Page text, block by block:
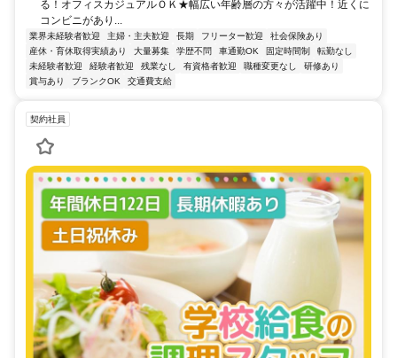
る！オフィスカジュアルＯＫ★幅広い年齢層の方々が活躍中！近くに
コンビニがあり...
業界未経験者歓迎 主婦・主夫歓迎 長期 フリーター歓迎
社会保険あり
産休・育休取得実績あり
大量募集 学歴不問 車通勤OK 固定時間制
転勤なし
未経験者歓迎
経験者歓迎 残業なし 有資格者歓迎 職種変更なし
研修あり
賞与あり
ブランクOK 交通費支給
契約社員